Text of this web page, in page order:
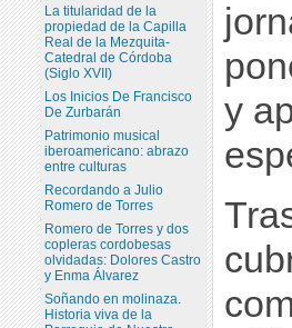
y
La titularidad de la
propiedad de la Capilla
Real de la Mezquita-
Catedral de Córdoba
(Siglo XVII)
Los Inicios De Francisco
De Zurbarán
Patrimonio musical
iberoamericano: abrazo
entre culturas
Recordando a Julio
Romero de Torres
Romero de Torres y dos
copleras cordobesas
olvidadas: Dolores Castro
y Enma Álvarez
Soñando en molinaza.
Historia viva de la